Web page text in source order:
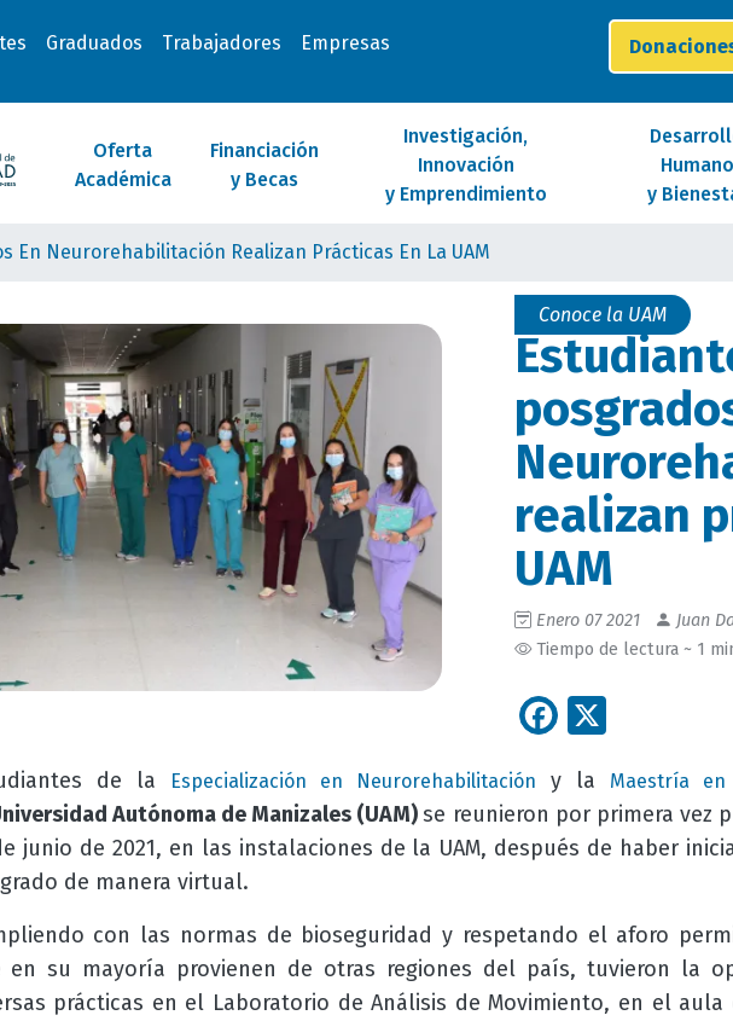
Graduados Trabajadores Empresas
Oferta
Académica
Financiación
y Becas
Investigación,
Innovación
y Emprendimiento
Humano
y
En Neurorehabilitación Realizan Prácticas En La UAM
Conoce la UAM
realizan
UAM
Enero 07 2021
Juan
Tiempo de lectura ~ 1
Facebook
de la Especialización en Neurorehabilitación y la Maestría en
Autónoma de Manizales (UAM)se reunieron por primera vez
junio de 2021, en las instalaciones de la UAM, después de haber
de manera virtual.
con las normas de bioseguridad y respetando el aforo
en su mayoría provienen de otras regiones del país, tuvieron la
prácticas en el Laboratorio de Análisis de Movimiento, en el